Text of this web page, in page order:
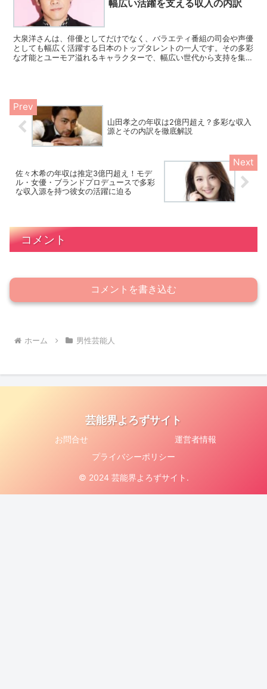
幅広い活躍を支える収入の内訳
大泉洋さんは、俳優としてだけでなく、バラエティ番組の司会や声優
としても幅広く活躍する日本のトップタレントの一人です。その多彩
な才能とユーモア溢れるキャラクターで、幅広い世代から支持を集め
山田孝之の年収は2億円超え？多彩な収入
源とその内訳を徹底解説
佐々木希の年収は推定3億円超え！モデ
ル・女優・ブランドプロデュースで多彩
な収入源を持つ彼女の活躍に迫る
コメント
コメントを書き込む
ホーム 男性芸能人
芸能界よろずサイト
お問合せ
運営者情報
プライバシーポリシー
© 2024 芸能界よろずサイト.